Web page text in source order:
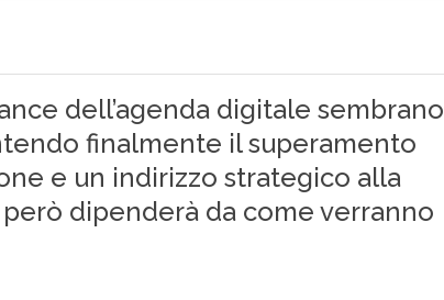
dell’agenda digitale sembrano
finalmente il superamento
e un indirizzo strategico alla
dipenderà da come verranno